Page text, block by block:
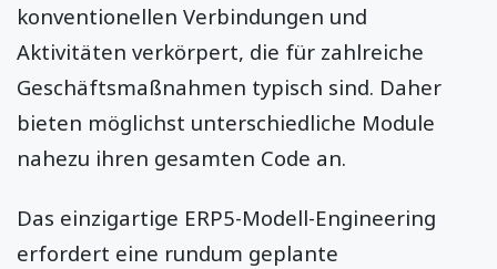
konventionellen Verbindungen und
Aktivitäten verkörpert, die für zahlreiche
Geschäftsmaßnahmen typisch sind. Daher
bieten möglichst unterschiedliche Module
nahezu ihren gesamten Code an.
Das einzigartige ERP5-Modell-Engineering
erfordert eine rundum geplante